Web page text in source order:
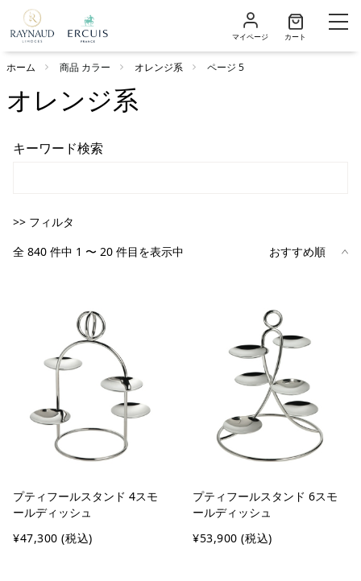
マイページ カート
ホーム 商品 カラー オレンジ系 ページ 5
オレンジ系
キーワード検索
>> フィルタ
全 840 件中 1 〜 20 件目を表示中
プティフールスタンド 4スモ
ールディッシュ
¥47,300 (税込)
プティフールスタンド 6スモ
ールディッシュ
¥53,900 (税込)